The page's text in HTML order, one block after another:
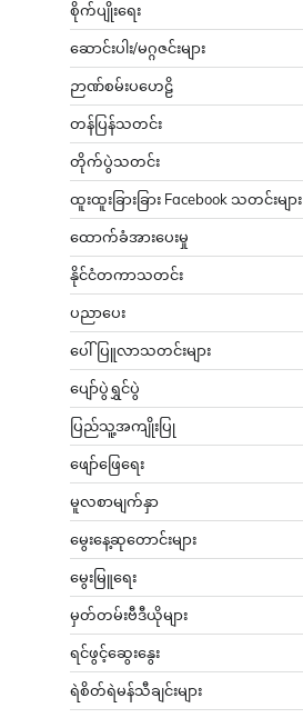
စိုက်ပျိုးရေး
ဆောင်းပါး/မဂ္ဂဇင်းများ
ဉာဏ်စမ်းပဟေဠိ
တန်ပြန်သတင်း
တိုက်ပွဲသတင်း
ထူးထူးခြားခြား Facebook သတင်းများ
ထောက်ခံအားပေးမှု
နိုင်ငံတကာသတင်း
ပညာပေး
ပေါ်ပြူလာသတင်းများ
ပျော်ပွဲရွှင်ပွဲ
ပြည်သူ့အကျိုးပြု
ဖျော်ဖြေရေး
မူလစာမျက်နှာ
မွေးနေ့ဆုတောင်းများ
မွေးမြူရေး
မှတ်တမ်းဗီဒီယိုများ
ရင်ဖွင့်ဆွေးနွေး
ရဲစိတ်ရဲမန်သီချင်းများ